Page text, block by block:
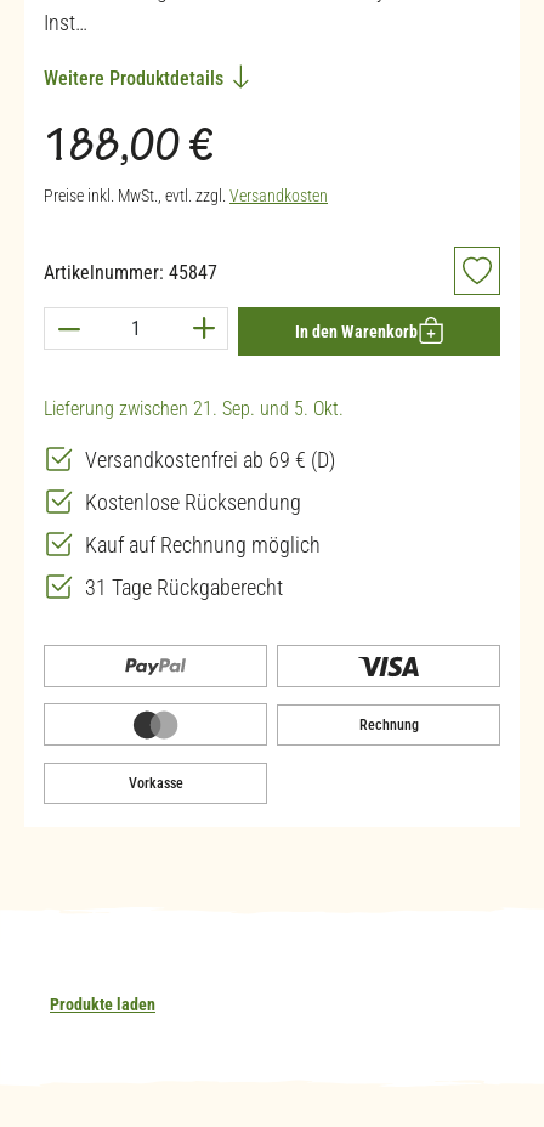
Inst…
Weitere Produktdetails
Regulärer Preis:
188,00 €
Preise inkl. MwSt., evtl. zzgl. Versandkosten
Artikelnummer: 45847
Produkt Anzahl: Gib den gewünschten Wert
In den Warenkorb
Lieferung zwischen 21. Sep. und 5. Okt.
Versandkostenfrei ab 69 € (D)
Kostenlose Rücksendung
Kauf auf Rechnung möglich
31 Tage Rückgaberecht
Rechnung
Vorkasse
Produkte laden